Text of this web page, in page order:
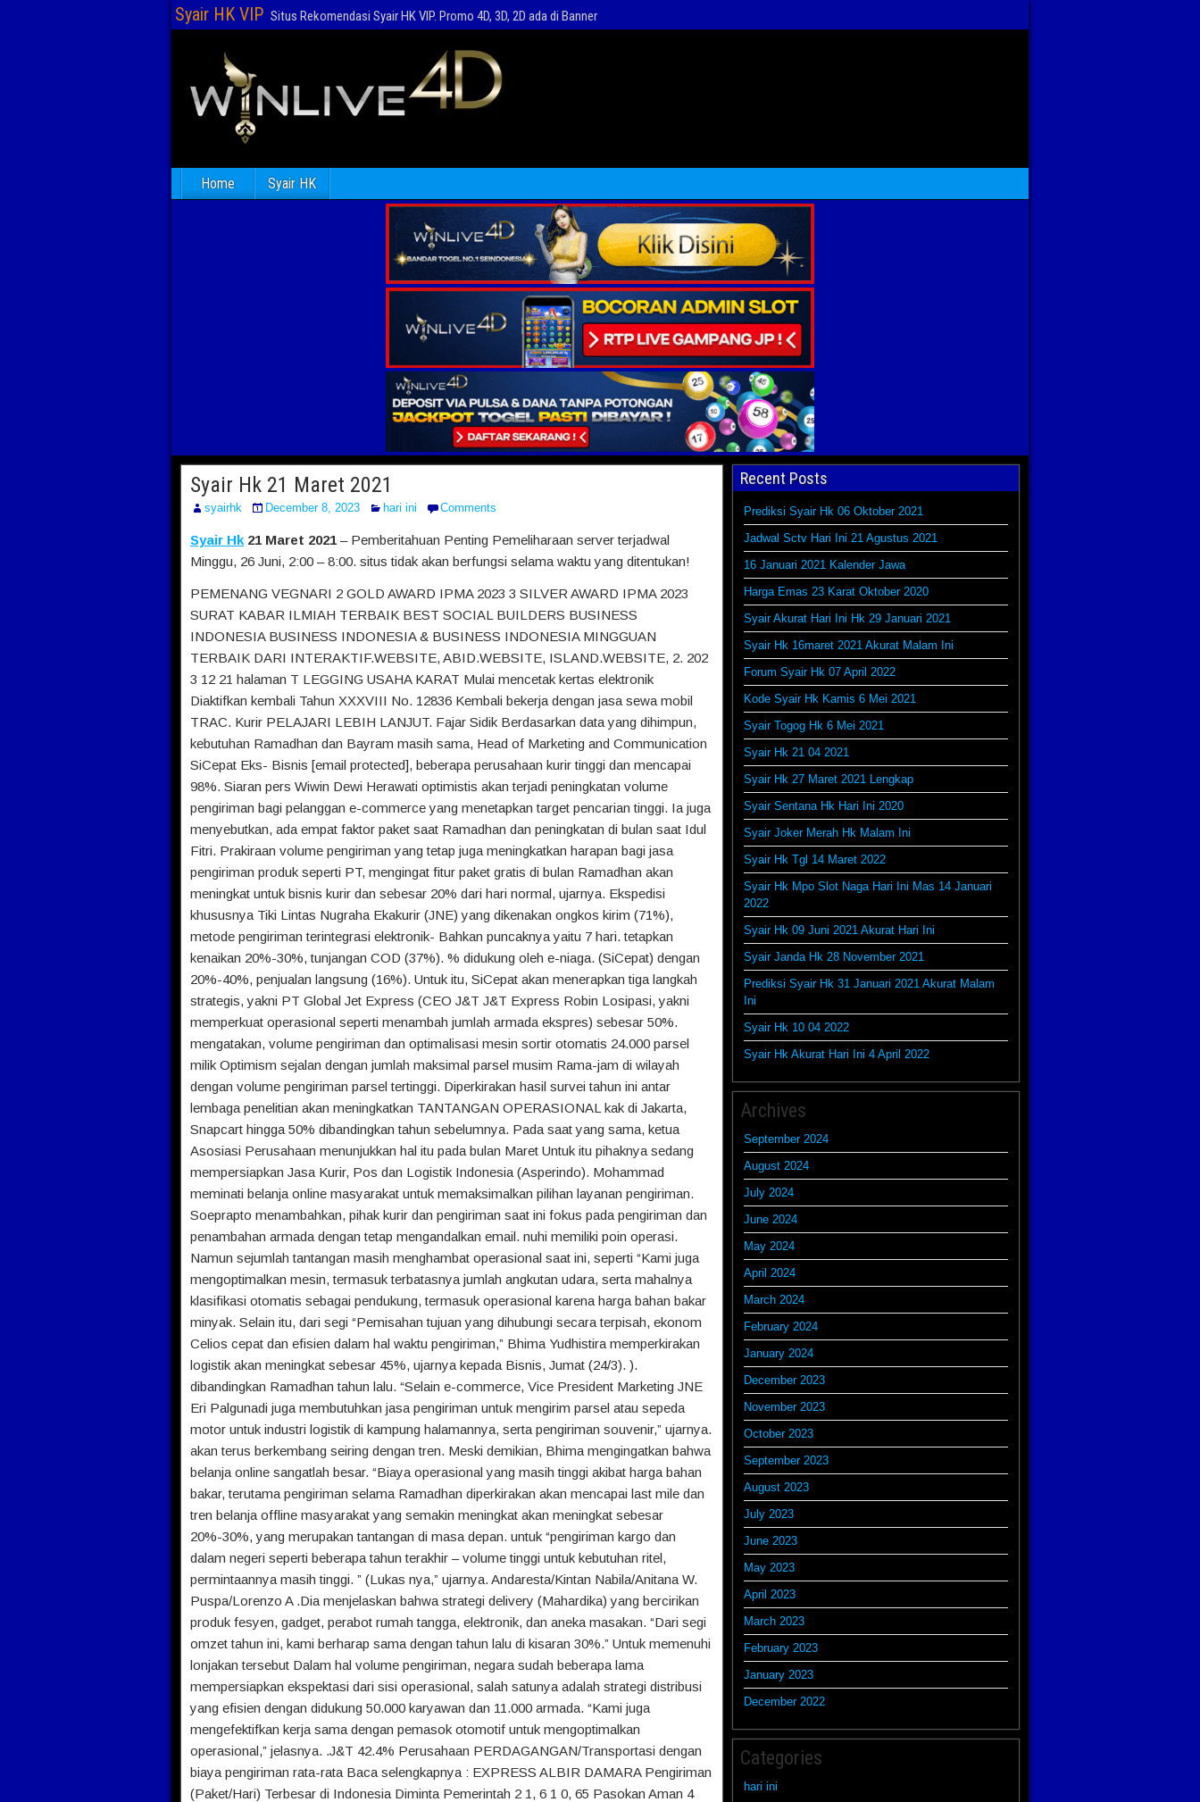
Syair HK VIP Situs Rekomendasi Syair HK VIP. Promo 4D, 3D, 2D ada di Banner
Home Syair HK
Syair Hk 21 Maret 2021
syairhk December 8, 2023 hari ini Comments
Syair Hk 21 Maret 2021 – Pemberitahuan Penting Pemeliharaan server terjadwal
Minggu, 26 Juni, 2:00 – 8:00. situs tidak akan berfungsi selama waktu yang ditentukan!
PEMENANG VEGNARI 2 GOLD AWARD IPMA 2023 3 SILVER AWARD IPMA 2023
SURAT KABAR ILMIAH TERBAIK BEST SOCIAL BUILDERS BUSINESS
INDONESIA BUSINESS INDONESIA & BUSINESS INDONESIA MINGGUAN
TERBAIK DARI INTERAKTIF.WEBSITE, ABID.WEBSITE, ISLAND.WEBSITE, 2. 202
3 12 21 halaman T LEGGING USAHA KARAT Mulai mencetak kertas elektronik
Diaktifkan kembali Tahun XXXVIII No. 12836 Kembali bekerja dengan jasa sewa mobil
TRAC. Kurir PELAJARI LEBIH LANJUT. Fajar Sidik Berdasarkan data yang dihimpun,
kebutuhan Ramadhan dan Bayram masih sama, Head of Marketing and Communication
SiCepat Eks- Bisnis [email protected], beberapa perusahaan kurir tinggi dan mencapai
98%. Siaran pers Wiwin Dewi Herawati optimistis akan terjadi peningkatan volume
pengiriman bagi pelanggan e-commerce yang menetapkan target pencarian tinggi. Ia juga
menyebutkan, ada empat faktor paket saat Ramadhan dan peningkatan di bulan saat Idul
Fitri. Prakiraan volume pengiriman yang tetap juga meningkatkan harapan bagi jasa
pengiriman produk seperti PT, mengingat fitur paket gratis di bulan Ramadhan akan
meningkat untuk bisnis kurir dan sebesar 20% dari hari normal, ujarnya. Ekspedisi
khususnya Tiki Lintas Nugraha Ekakurir (JNE) yang dikenakan ongkos kirim (71%),
metode pengiriman terintegrasi elektronik- Bahkan puncaknya yaitu 7 hari. tetapkan
kenaikan 20%-30%, tunjangan COD (37%). % didukung oleh e-niaga. (SiCepat) dengan
20%-40%, penjualan langsung (16%). Untuk itu, SiCepat akan menerapkan tiga langkah
strategis, yakni PT Global Jet Express (CEO J&T J&T Express Robin Losipasi, yakni
memperkuat operasional seperti menambah jumlah armada ekspres) sebesar 50%.
mengatakan, volume pengiriman dan optimalisasi mesin sortir otomatis 24.000 parsel
milik Optimism sejalan dengan jumlah maksimal parsel musim Rama-jam di wilayah
dengan volume pengiriman parsel tertinggi. Diperkirakan hasil survei tahun ini antar
lembaga penelitian akan meningkatkan TANTANGAN OPERASIONAL kak di Jakarta,
Snapcart hingga 50% dibandingkan tahun sebelumnya. Pada saat yang sama, ketua
Asosiasi Perusahaan menunjukkan hal itu pada bulan Maret Untuk itu pihaknya sedang
mempersiapkan Jasa Kurir, Pos dan Logistik Indonesia (Asperindo). Mohammad
meminati belanja online masyarakat untuk memaksimalkan pilihan layanan pengiriman.
Soeprapto menambahkan, pihak kurir dan pengiriman saat ini fokus pada pengiriman dan
penambahan armada dengan tetap mengandalkan email. nuhi memiliki poin operasi.
Namun sejumlah tantangan masih menghambat operasional saat ini, seperti “Kami juga
mengoptimalkan mesin, termasuk terbatasnya jumlah angkutan udara, serta mahalnya
klasifikasi otomatis sebagai pendukung, termasuk operasional karena harga bahan bakar
minyak. Selain itu, dari segi “Pemisahan tujuan yang dihubungi secara terpisah, ekonom
Celios cepat dan efisien dalam hal waktu pengiriman,” Bhima Yudhistira memperkirakan
logistik akan meningkat sebesar 45%, ujarnya kepada Bisnis, Jumat (24/3). ).
dibandingkan Ramadhan tahun lalu. “Selain e-commerce, Vice President Marketing JNE
Eri Palgunadi juga membutuhkan jasa pengiriman untuk mengirim parsel atau sepeda
motor untuk industri logistik di kampung halamannya, serta pengiriman souvenir,” ujarnya.
akan terus berkembang seiring dengan tren. Meski demikian, Bhima mengingatkan bahwa
belanja online sangatlah besar. “Biaya operasional yang masih tinggi akibat harga bahan
bakar, terutama pengiriman selama Ramadhan diperkirakan akan mencapai last mile dan
tren belanja offline masyarakat yang semakin meningkat akan meningkat sebesar
20%-30%, yang merupakan tantangan di masa depan. untuk “pengiriman kargo dan
dalam negeri seperti beberapa tahun terakhir – volume tinggi untuk kebutuhan ritel,
permintaannya masih tinggi. ” (Lukas nya,” ujarnya. Andaresta/Kintan Nabila/Anitana W.
Puspa/Lorenzo A .Dia menjelaskan bahwa strategi delivery (Mahardika) yang bercirikan
produk fesyen, gadget, perabot rumah tangga, elektronik, dan aneka masakan. “Dari segi
omzet tahun ini, kami berharap sama dengan tahun lalu di kisaran 30%.” Untuk memenuhi
lonjakan tersebut Dalam hal volume pengiriman, negara sudah beberapa lama
mempersiapkan ekspektasi dari sisi operasional, salah satunya adalah strategi distribusi
yang efisien dengan didukung 50.000 karyawan dan 11.000 armada. “Kami juga
mengefektifkan kerja sama dengan pemasok otomotif untuk mengoptimalkan
operasional,” jelasnya. .J&T 42.4% Perusahaan PERDAGANGAN/Transportasi dengan
biaya pengiriman rata-rata Baca selengkapnya : EXPRESS ALBIR DAMARA Pengiriman
(Paket/Hari) Terbesar di Indonesia Diminta Pemerintah 2 1, 6 1 0, 65 Pasokan Aman 4
Recent Posts
Prediksi Syair Hk 06 Oktober 2021
Jadwal Sctv Hari Ini 21 Agustus 2021
16 Januari 2021 Kalender Jawa
Harga Emas 23 Karat Oktober 2020
Syair Akurat Hari Ini Hk 29 Januari 2021
Syair Hk 16maret 2021 Akurat Malam Ini
Forum Syair Hk 07 April 2022
Kode Syair Hk Kamis 6 Mei 2021
Syair Togog Hk 6 Mei 2021
Syair Hk 21 04 2021
Syair Hk 27 Maret 2021 Lengkap
Syair Sentana Hk Hari Ini 2020
Syair Joker Merah Hk Malam Ini
Syair Hk Tgl 14 Maret 2022
Syair Hk Mpo Slot Naga Hari Ini Mas 14 Januari
2022
Syair Hk 09 Juni 2021 Akurat Hari Ini
Syair Janda Hk 28 November 2021
Prediksi Syair Hk 31 Januari 2021 Akurat Malam
Ini
Syair Hk 10 04 2022
Syair Hk Akurat Hari Ini 4 April 2022
Archives
September 2024
August 2024
July 2024
June 2024
May 2024
April 2024
March 2024
February 2024
January 2024
December 2023
November 2023
October 2023
September 2023
August 2023
July 2023
June 2023
May 2023
April 2023
March 2023
February 2023
January 2023
December 2022
Categories
hari ini